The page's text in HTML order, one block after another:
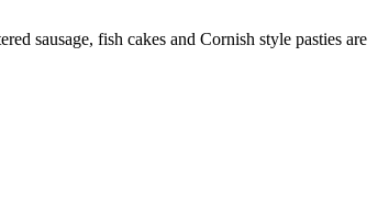
sausage, fish cakes and Cornish style pasties are